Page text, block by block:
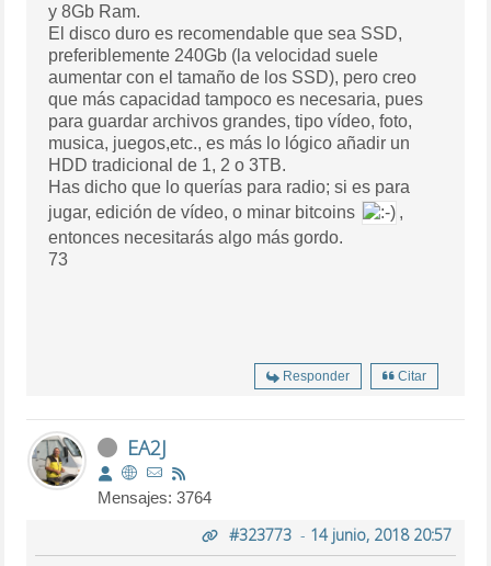
y 8Gb Ram.
El disco duro es recomendable que sea SSD,
preferiblemente 240Gb (la velocidad suele
aumentar con el tamaño de los SSD), pero creo
que más capacidad tampoco es necesaria, pues
para guardar archivos grandes, tipo vídeo, foto,
musica, juegos,etc., es más lo lógico añadir un
HDD tradicional de 1, 2 o 3TB.
Has dicho que lo querías para radio; si es para
jugar, edición de vídeo, o minar bitcoins
,
entonces necesitarás algo más gordo.
73
Responder Citar
EA2J
Mensajes: 3764
#323773- 14 junio, 2018 20:57